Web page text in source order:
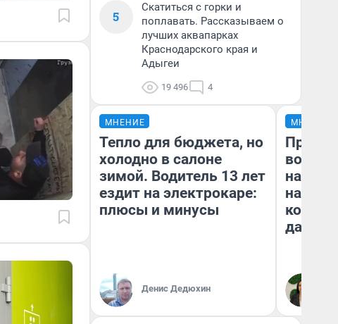
5
Скатиться с горки и
поплавать. Рассказываем о
лучших аквапарках
Краснодарского края и
Адыгеи
19 496 4
МНЕНИЕ
Тепло для бюджета, но
холодно в салоне
зимой. Водитель 13 лет
ездит на электрокаре:
плюсы и минусы
Денис Дедюхин
МНЕНИЕ
нам
даже